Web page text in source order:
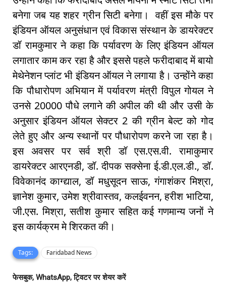
बनेगा जब यह शहर ग्रीन सिटी बनेगा। वहीं इस मौके पर
इंडियन ऑयल अनुसंधान एवं विकास संस्थान के डायरेक्टर
डॉ रामकुमार ने कहा कि पर्यावरण के लिए इंडियन ऑयल
लगातार काम कर रहा है और इससे पहले फरीदाबाद में बायो
मेथेनेशन प्लांट भी इंडियन ऑयल ने लगाया है। उन्होंने कहा
कि पौधारोपण अभियान में पर्यावरण मंत्री विपुल गोयल ने
उनसे 20000 पौधे लगाने की अपील की थी और उसी के
अनुसार इंडियन ऑयल सेक्टर 2 की ग्रीन बेल्ट को गोद
लेते हुए और अन्य स्थानों पर पौधारोपण करने जा रहा है।
इस अवसर पर सर्व श्री डॉ एस.एस.वी. रामाकुमार
डायरेक्टर आरएनडी, डॉ. दीपक सक्सेना ई.डी.एल.डी., डॉ.
विवेकानंद काग्द्याल, डॉ मधुसूदन साऊ, गंगाशंकर मिश्रा,
ज्ञानेश कुमार, उमेश श्रीवास्तव, कलईवनन, हरीश भाटिया,
जी.एस. मिश्रा, सतीश कुमार सहित कई गणमान्य जनों ने
इस कार्यक्रम मे शिरकत की।
Tags: Faridabad News
फेसबुक, WhatsApp, ट्विटर पर शेयर करें